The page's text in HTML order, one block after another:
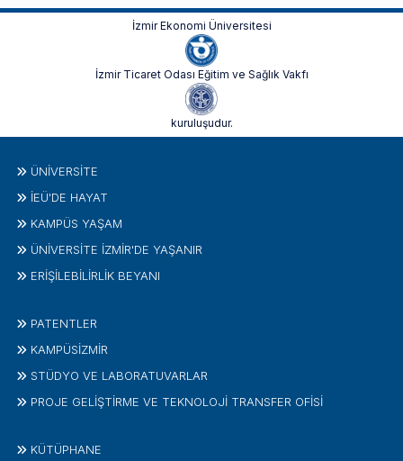
İzmir Ekonomi Üniversitesi
İzmir Ticaret Odası Eğitim ve Sağlık Vakfı
kuruluşudur.
ÜNIVERSITE
İEÜ'DE HAYAT
KAMPÜS YAŞAM
ÜNİVERSİTE İZMİR'DE YAŞANIR
ERİŞİLEBİLİRLİK BEYANI
PATENTLER
KAMPÜSİZMIR
STÜDYO VE LABORATUVARLAR
PROJE GELIŞTIRME VE TEKNOLOJI TRANSFER OFISI
KÜTÜPHANE